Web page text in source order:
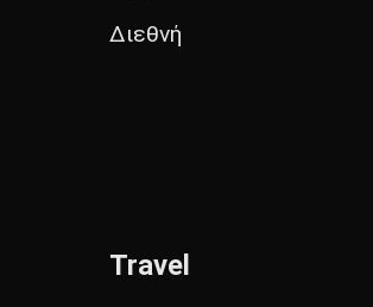
Διεθνή
Travel